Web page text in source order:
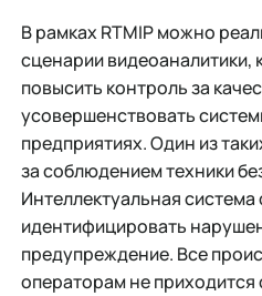
В рамках RTMIP можно
сценарии видеоаналитики,
повысить контроль за
усовершенствовать
предприятиях. Один из
за соблюдением техники
Интеллектуальная система
идентифицировать
предупреждение. Все
операторам не приходится